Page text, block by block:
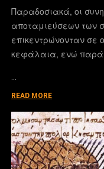
Παραδοσιακά, οι
αποταμιεύσεων των
επικεντρώνονταν σε
κεφάλαια, ενώ
…
READ MORE